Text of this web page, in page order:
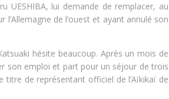
UESHIBA, lui demande de remplacer, au
de l’ouest et ayant annulé son
hésite beaucoup. Après un mois de
son emploi et part pour un séjour de trois
titre de représentant officiel de l’Aïkikaï de